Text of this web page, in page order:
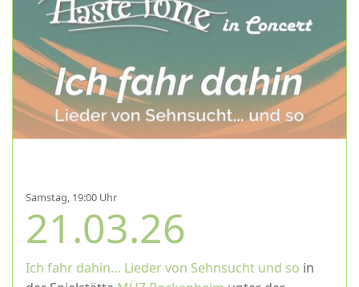
Samstag, 19:00 Uhr
21.03.26
Ich fahr dahin… Lieder von Sehnsucht und so in